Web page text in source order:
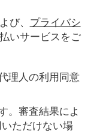
び、 プライバシ
いサービスをご
理人の利用同意
。審査結果によ
ただけない場